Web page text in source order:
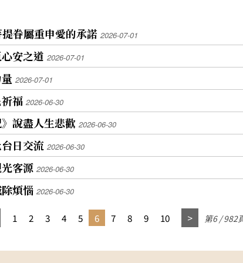
眷屬重申愛的承諾 2026-07-01
安之道 2026-07-01
2026-07-01
福 2026-06-30
說盡人生悲歡 2026-06-30
日交流 2026-06-30
客源 2026-06-30
煩惱 2026-06-30
1 2 3 4 5 6 7 8 9 10 第6 / 982